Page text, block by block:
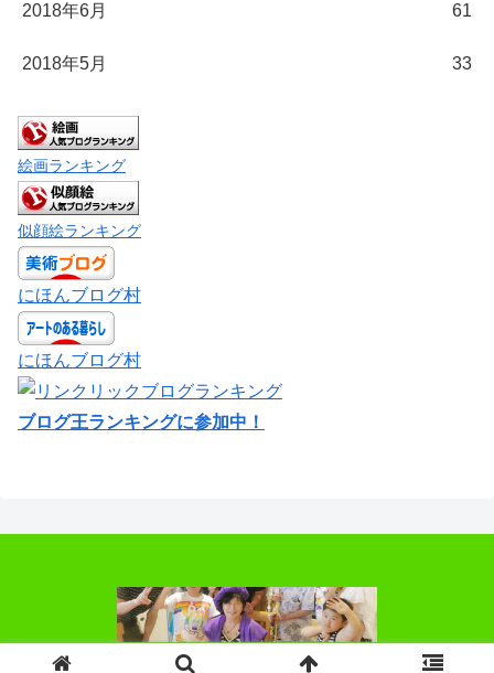
2018年6月 61
2018年5月 33
絵画ランキング
似顔絵ランキング
にほんブログ村
にほんブログ村
ブログ王ランキングに参加中！
© 2018 お絵かきばあちゃん.